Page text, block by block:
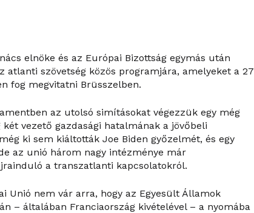
elnöke és az Európai Bizottság egymás után
szövetség közös programjára, amelyeket a 27
fog megvitatni Brüsszelben.
az utolsó simításokat végezzük egy még
vezető gazdasági hatalmának a jövőbeli
ki sem kiáltották Joe Biden győzelmét, és egy
az unió három nagy intézménye már
a transzatlanti kapcsolatokról.
Unió nem vár arra, hogy az Egyesült Államok
– általában Franciaország kivételével – a nyomába